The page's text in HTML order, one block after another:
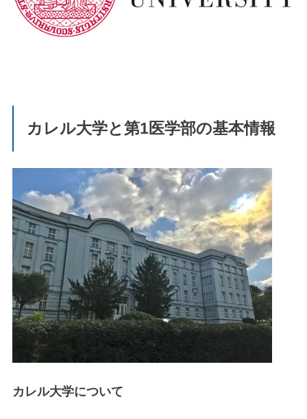
カレル大学と第1医学部の基本情報
カレル大学について